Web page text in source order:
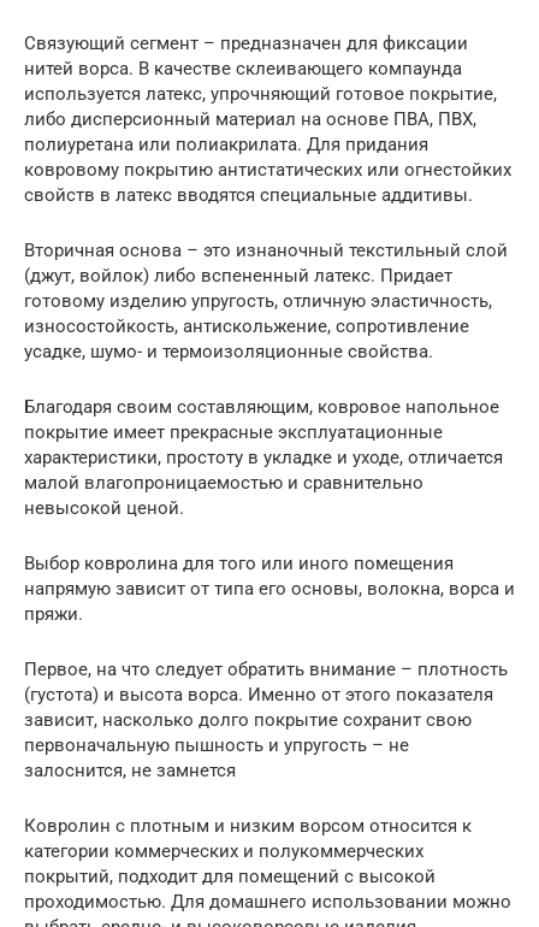
Связующий сегмент – предназначен для фиксации
нитей ворса. В качестве склеивающего компаунда
используется латекс, упрочняющий готовое покрытие,
либо дисперсионный материал на основе ПВА, ПВХ,
полиуретана или полиакрилата. Для придания
ковровому покрытию антистатических или огнестойких
свойств в латекс вводятся специальные аддитивы.
Вторичная основа – это изнаночный текстильный слой
(джут, войлок) либо вспененный латекс. Придает
готовому изделию упругость, отличную эластичность,
износостойкость, антискольжение, сопротивление
усадке, шумо- и термоизоляционные свойства.
Благодаря своим составляющим, ковровое напольное
покрытие имеет прекрасные эксплуатационные
характеристики, простоту в укладке и уходе, отличается
малой влагопроницаемостью и сравнительно
невысокой ценой.
Выбор ковролина для того или иного помещения
напрямую зависит от типа его основы, волокна, ворса и
пряжи.
Первое, на что следует обратить внимание – плотность
(густота) и высота ворса. Именно от этого показателя
зависит, насколько долго покрытие сохранит свою
первоначальную пышность и упругость – не
залоснится, не замнется
Ковролин с плотным и низким ворсом относится к
категории коммерческих и полукоммерческих
покрытий, подходит для помещений с высокой
проходимостью. Для домашнего использовании можно